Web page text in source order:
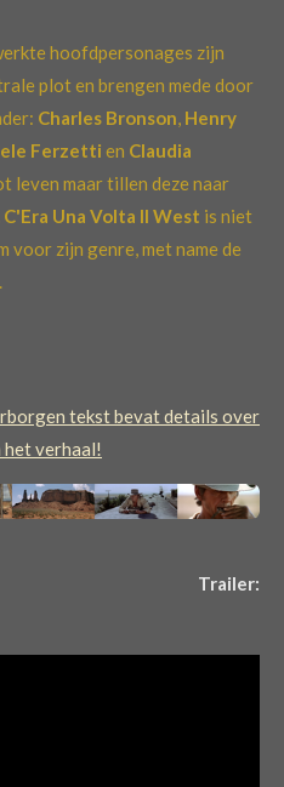
hoofdpersonages zijn
plot en brengen mede door
Charles Bronson, Henry
Ferzetti en Claudia
leven maar tillen deze naar
C'Era Una Volta Il West is niet
voor zijn genre, met name de
tekst bevat details over
het verhaal!
Trailer: